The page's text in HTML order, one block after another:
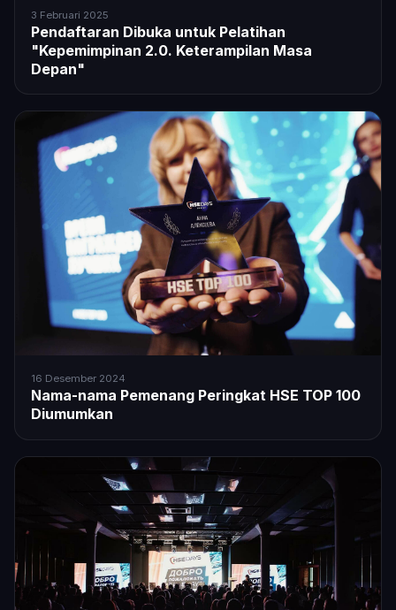
3 Februari 2025
Pendaftaran Dibuka untuk Pelatihan
"Kepemimpinan 2.0. Keterampilan Masa
Depan"
16 Desember 2024
Nama-nama Pemenang Peringkat HSE TOP 100
Diumumkan